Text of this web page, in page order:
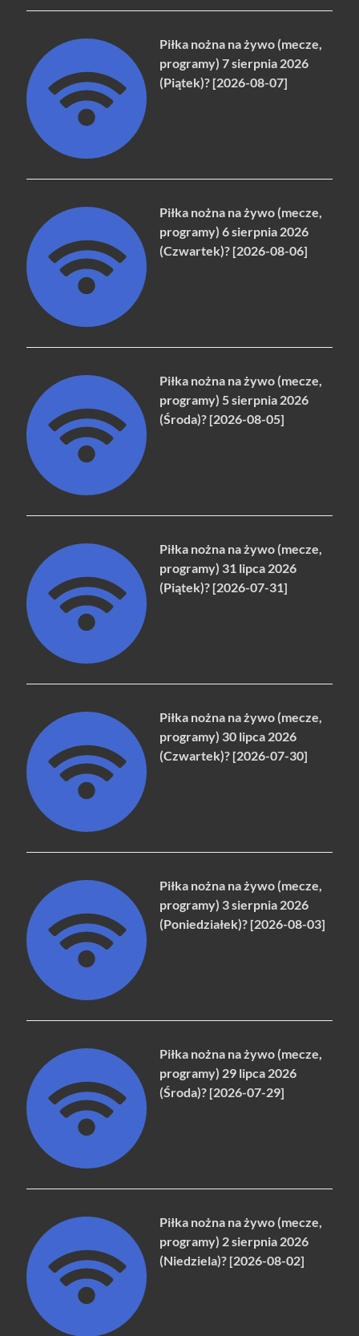
Piłka nożna na żywo (mecze,
programy) 7 sierpnia 2026
(Piątek)? [2026-08-07]
Piłka nożna na żywo (mecze,
programy) 6 sierpnia 2026
(Czwartek)? [2026-08-06]
Piłka nożna na żywo (mecze,
programy) 5 sierpnia 2026
(Środa)? [2026-08-05]
Piłka nożna na żywo (mecze,
programy) 31 lipca 2026
(Piątek)? [2026-07-31]
Piłka nożna na żywo (mecze,
programy) 30 lipca 2026
(Czwartek)? [2026-07-30]
Piłka nożna na żywo (mecze,
programy) 3 sierpnia 2026
(Poniedziałek)? [2026-08-03]
Piłka nożna na żywo (mecze,
programy) 29 lipca 2026
(Środa)? [2026-07-29]
Piłka nożna na żywo (mecze,
programy) 2 sierpnia 2026
(Niedziela)? [2026-08-02]